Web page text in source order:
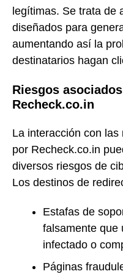
legítimas. Se trata de
diseñados para
aumentando así la
destinatarios hagan
Riesgos
Recheck.co.in
La interacción con
por Recheck.co.in
diversos riesgos de
Los destinos de
Estafas de
falsamente que
infectado o
Páginas